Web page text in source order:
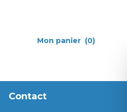
Mon panier (0)
Contact